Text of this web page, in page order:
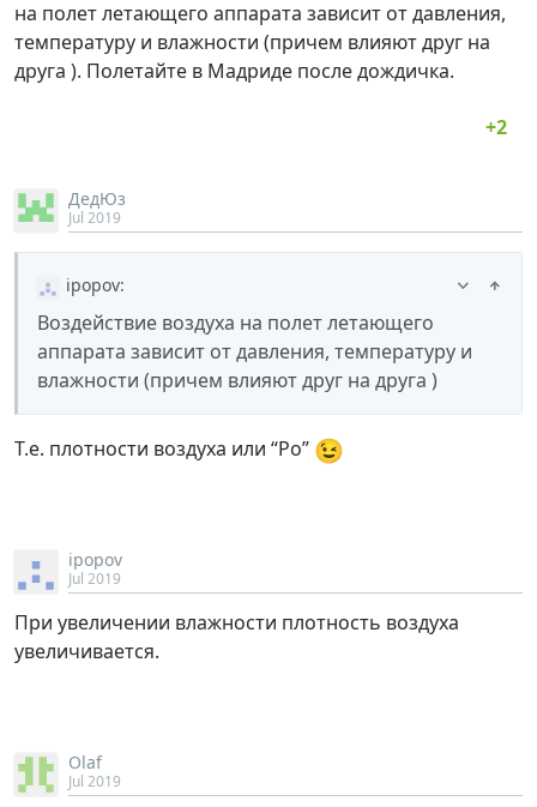
на полет летающего аппарата зависит от давления,
температуру и влажности (причем влияют друг на
друга ). Полетайте в Мадриде после дождичка.
ДедЮз
Jul 2019
ipopov:
Воздействие воздуха на полет летающего
аппарата зависит от давления, температуру и
влажности (причем влияют друг на друга )
Т.е. плотности воздуха или “Ро” 😉
ipopov
Jul 2019
При увеличении влажности плотность воздуха
увеличивается.
Olaf
Jul 2019